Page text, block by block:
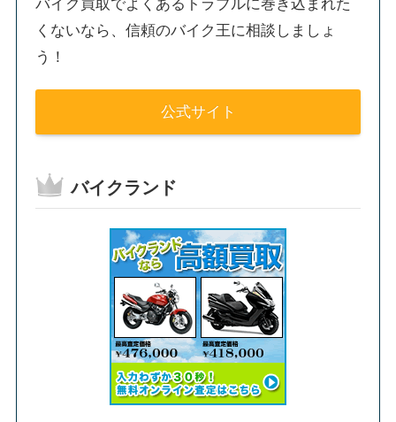
バイク買取でよくあるトラブルに巻き込まれた
くないなら、信頼のバイク王に相談しましょ
う！
公式サイト
バイクランド